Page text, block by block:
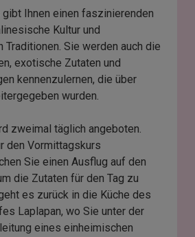
Ihnen einen faszinierenden
Kultur und
Traditionen. Sie werden auch die
exotische Zutaten und
kennenzulernen, die über
wurden.
zweimal täglich angeboten.
den Vormittagskurs
Sie einen Ausflug auf den
die Zutaten für den Tag zu
es zurück in die Küche des
Laplapan, wo Sie unter der
eines einheimischen